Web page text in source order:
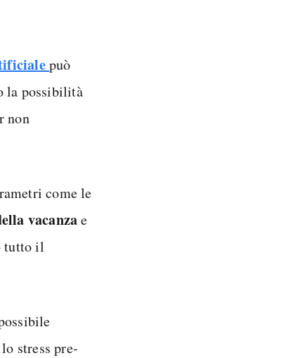
può
la possibilità
non
come le
vacanzae
tutto il
stress pre-